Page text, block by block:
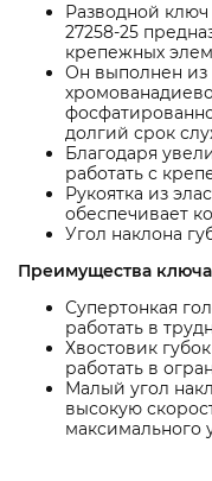
Разводной
27258-25
крепежных
Он выполнен из
долгий срок
Благодаря
работать с
Рукоятка из
обеспечивает
Угол наклона
Преимущества ключа
Супертонкая
работать в
Хвостовик
работать в
Малый угол
высокую
максимального